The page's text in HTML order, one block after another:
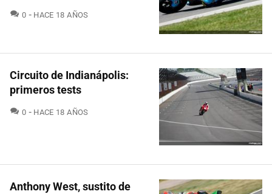
0 COMENTARIOS
HACE 18 AÑOS
Circuito de Indianápolis:
primeros tests
0 COMENTARIOS
HACE 18 AÑOS
Anthony West, sustito de